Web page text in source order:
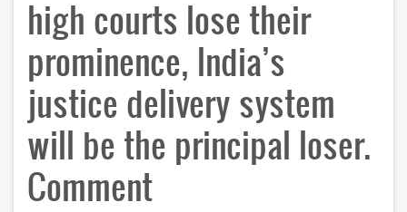
high courts lose their
prominence, India’s
justice delivery system
will be the principal loser.
Comment